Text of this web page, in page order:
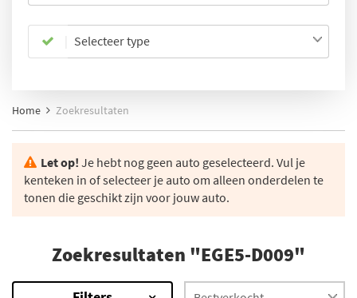
Selecteer type
Home Zoekresultaten
Let op! Je hebt nog geen auto geselecteerd. Vul je
kenteken in of selecteer je auto om alleen onderdelen te
tonen die geschikt zijn voor jouw auto.
Zoekresultaten "EGE5-D009"